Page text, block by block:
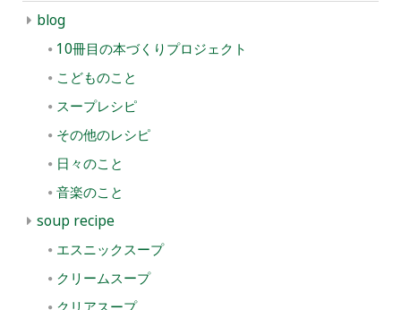
blog
10冊目の本づくりプロジェクト
こどものこと
スープレシピ
その他のレシピ
日々のこと
音楽のこと
soup recipe
エスニックスープ
クリームスープ